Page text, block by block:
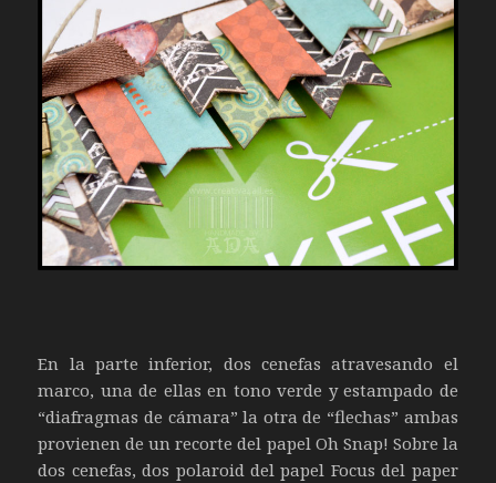
En la parte inferior, dos cenefas atravesando el
marco, una de ellas en tono verde y estampado de
“diafragmas de cámara” la otra de “flechas” ambas
provienen de un recorte del papel Oh Snap! Sobre la
dos cenefas, dos polaroid del papel Focus del paper